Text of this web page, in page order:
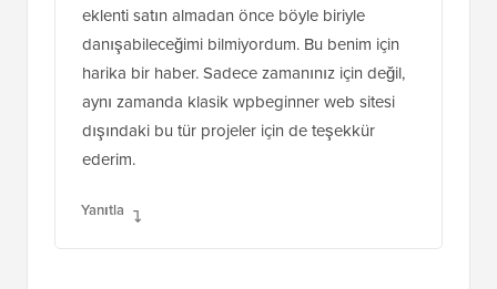
eklenti satın almadan önce böyle biriyle
danışabileceğimi bilmiyordum. Bu benim için
harika bir haber. Sadece zamanınız için değil,
aynı zamanda klasik wpbeginner web sitesi
dışındaki bu tür projeler için de teşekkür
ederim.
Yanıtla